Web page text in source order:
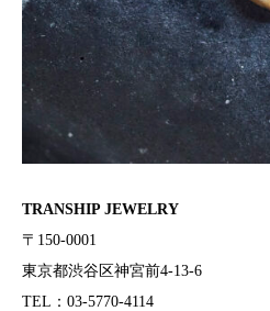
TRANSHIP JEWELRY
〒150-0001
東京都渋谷区神宮前4-13-6
TEL：03-5770-4114